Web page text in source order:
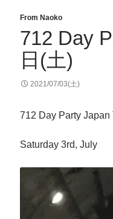
From Naoko
712 Day
日(土)
2021/07/03(土)
712 Day Party Japan
Saturday 3rd, July